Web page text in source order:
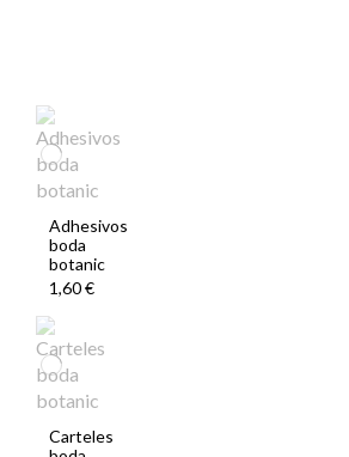
Adhesivos
boda
botanic
1,60 €
Carteles